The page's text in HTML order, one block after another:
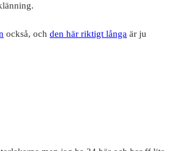
också, och den här riktigt långa är ju